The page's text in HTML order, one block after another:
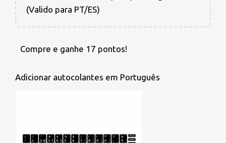
(Valido para PT/ES)
Compre e ganhe 17 pontos!
Adicionar autocolantes em Português